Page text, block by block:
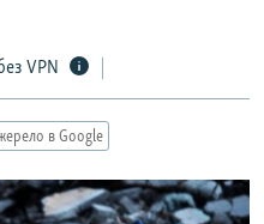
VPN
в Google